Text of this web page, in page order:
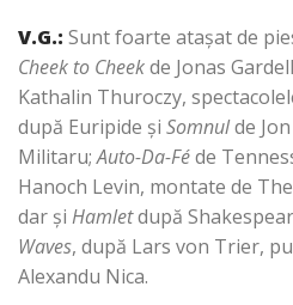
V.G.: Sunt foarte ataşat de
Cheek to Cheekde Jonas
Kathalin Thuroczy,
după Euripide şi Somnulde
Militaru;Auto-Da-Féde
Hanoch Levin, montate de
dar şi Hamletdupă
Waves, după Lars von Trier,
Alexandu Nica.